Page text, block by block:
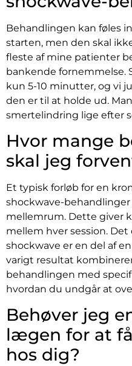
Behandlingen kan føles
starten, men den skal
fleste af mine patienter
bankende fornemmelse.
kun 5-10 minutter, og vi
den er til at holde ud.
smertelindring lige efter
Hvor mange
skal jeg
Et typisk forløb for en
shockwave-behandlinger
mellemrum. Dette giver
mellem hver session.
shockwave er en del af
varigt resultat
behandlingen med
hvordan du undgår at
Behøver jeg
lægen for at
hos dig?